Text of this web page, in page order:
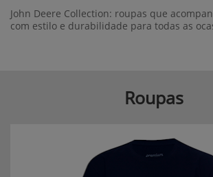
John Deere Collection: roupas que
com estilo e durabilidade para todas as
Roupas